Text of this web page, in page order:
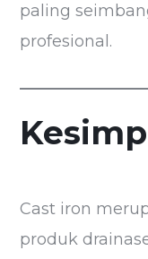
paling
profesional.
Cast iron
produk